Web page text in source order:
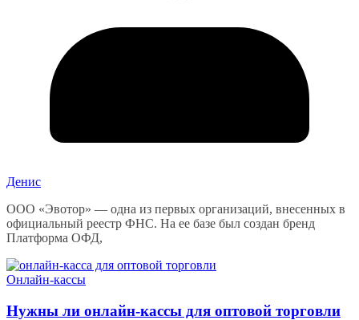
Денис
ООО «Эвотор» — одна из первых организаций, внесенных в
официальный реестр ФНС. На ее базе был создан бренд
Платформа ОФД,
Онлайн-кассы
Нужны ли онлайн-кассы для оптовой торговли